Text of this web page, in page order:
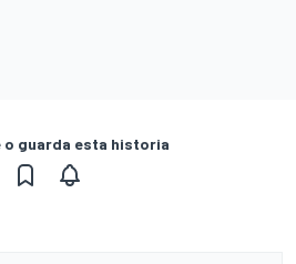
o guarda esta historia